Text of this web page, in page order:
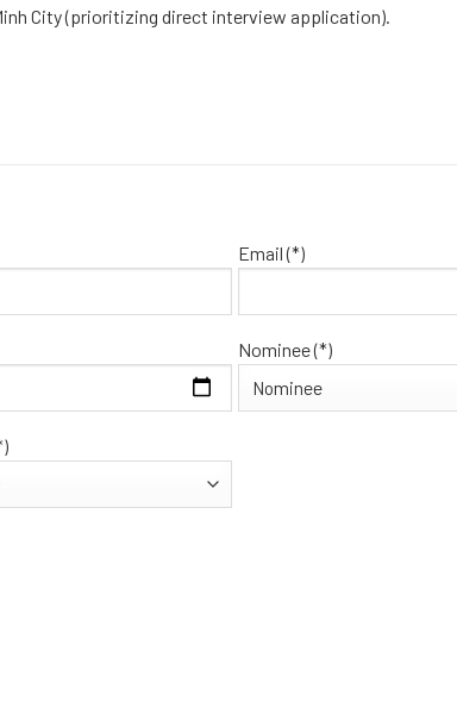
City (prioritizing direct interview application).
Email (*)
Nominee (*)